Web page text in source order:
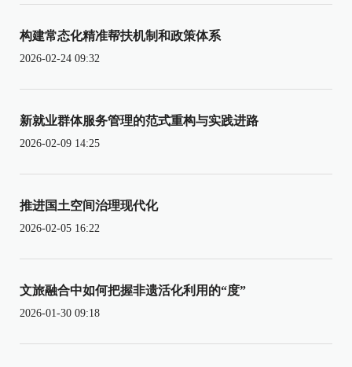
构建常态化精准帮扶机制和政策体系
2026-02-24 09:32
新就业群体服务管理的范式重构与实践进路
2026-02-09 14:25
推进国土空间治理现代化
2026-02-05 16:22
文旅融合中如何把握非遗活化利用的“度”
2026-01-30 09:18